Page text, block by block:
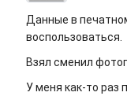
Данные в
воспользоваться.
Взял сменил
У меня как-то раз